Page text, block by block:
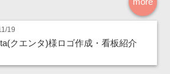
19
クエンタ)様ロゴ作成・看板紹介